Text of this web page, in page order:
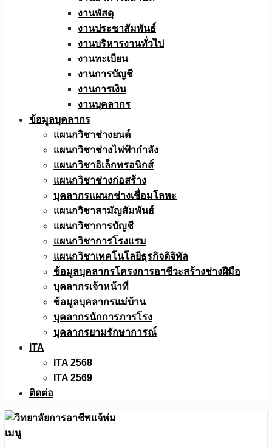
งานพัสดุ
งานประชาสัมพันธ์
งานบริหารงานทั่วไป
งานทะเบียน
งานการบัญชี
งานการเงิน
งานบุคลากร
ข้อมูลบุคลากร
แผนกวิชาช่างยนต์
แผนกวิชาช่างไฟฟ้ากำลัง
แผนกวิชาอิเล็กทรอนิกส์
แผนกวิชาช่างก่อสร้าง
บุคลากรแผนกช่างเชื่อมโลหะ
แผนกวิชาสามัญสัมพันธ์
แผนกวิชาการบัญชี
แผนกวิชาการโรงแรม
แผนกวิชาเทคโนโลยีธุรกิจดิจิทัล
ข้อมูลบุคลากรโครงการอาชีวะสร้างช่างฝีมือ
บุคลากรเจ้าหน้าที่
ข้อมูลบุคลากรแม่บ้าน
บุคลากรนักการภารโรง
บุคลากรยามรักษาการณ์
ITA
ITA 2568
ITA 2569
ติดต่อ
เมนู